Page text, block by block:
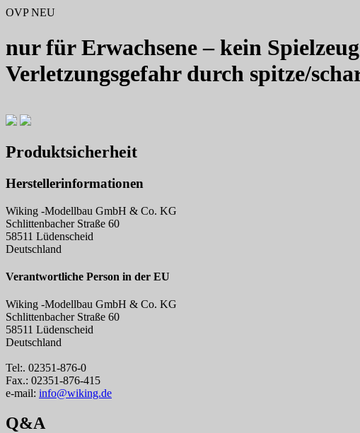
OVP NEU
nur für Erwachsene – kein
Verletzungsgefahr durch spitze/
Produktsicherheit
Herstellerinformationen
Wiking -Modellbau GmbH & Co. KG
Schlittenbacher Straße 60
58511 Lüdenscheid
Deutschland
Verantwortliche Person in der EU
Wiking -Modellbau GmbH & Co. KG
Schlittenbacher Straße 60
58511 Lüdenscheid
Deutschland
Tel:. 02351-876-0
Fax.: 02351-876-415
e-mail: info@wiking.de
Q&A